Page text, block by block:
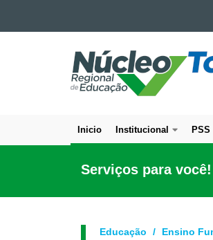
Ir para a navegação
Ir para a busca
NÚCLEO
REGIONAL
DE
TOLEDO
Navegação
principal
Inicio Institucional PSS
Serviços para você!
Educação Ensino